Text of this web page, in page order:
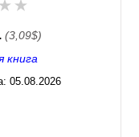
(3,09$)
книга
05.08.2026